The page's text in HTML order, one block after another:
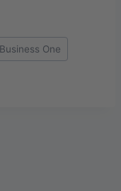
One